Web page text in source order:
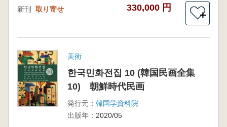
新刊 取り寄せ 330,000 円
＋
美術
한국민화전집 10 (韓国民画全集
10) 朝鮮時代民画
発行元： 韓国学資料院
出版年： 2020/05